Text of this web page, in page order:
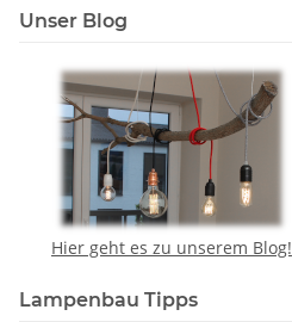
Unser Blog
Hier geht es zu unserem Blog!
Lampenbau Tipps